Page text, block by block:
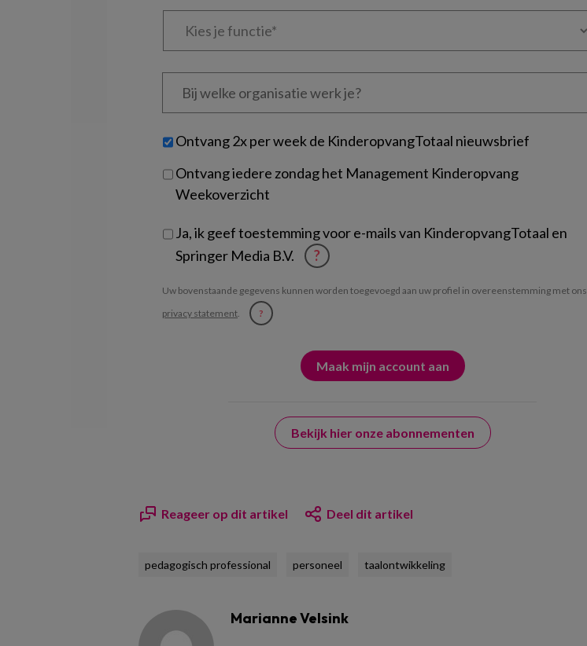
Kies
Bij
welke
je?
Untitled
Ontvang 2x per week de KinderopvangTotaal nieuwsbrief
Ontvang iedere zondag het Management Kinderopvang
Weekoverzicht
Ja, ik geef toestemming voor e-mails van KinderopvangTotaal en
Springer Media B.V.
?
Uw bovenstaande gegevens kunnen worden toegevoegd aan uw profiel in overeenstemming met ons
privacy statement. ?
Bekijk hier onze abonnementen
Reageer op dit artikel Deel dit artikel
pedagogisch professional personeel taalontwikkeling
Marianne Velsink